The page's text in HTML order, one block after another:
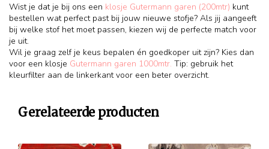
Wist je dat je bij ons een klosje Gutermann garen (200mtr) kunt
bestellen wat perfect past bij jouw nieuwe stofje? Als jij aangeeft
bij welke stof het moet passen, kiezen wij de perfecte match voor
je uit.
Wil je graag zelf je keus bepalen én goedkoper uit zijn? Kies dan
voor een klosje Gutermann garen 1000mtr. Tip: gebruik het
kleurfilter aan de linkerkant voor een beter overzicht.
Gerelateerde producten